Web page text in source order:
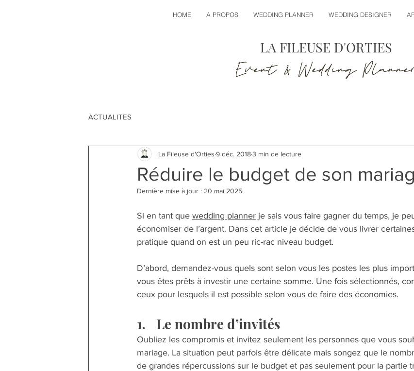
HOME A PROPOS WEDDING PLANNER WEDDING DESIGNER
LA FILEUSE D'ORTIES
Event & Wedding Planner
ACTUALITES
Réduire le budget de son
La Fileuse d'Orties 9 déc. 20183 min de lecture
Dernière mise à jour : 20 mai 2025
Si en tant que wedding planner je sais vous faire gagner du temps, je
économiser de l’argent. Dans cet article je décide de vous livrer
pratique quand on est un peu ric-rac niveau budget.
D’abord, demandez-vous quels sont selon vous les postes les plus
vous êtes prêts à investir une certaine somme. Une fois sélectionnés,
ceux pour lesquels il est possible selon vous de faire des économies.
1.	Le nombre d’invités
Oubliez les compromis et invitez seulement les personnes que vous
mariage. La situation peut parfois être délicate mais songez que le
de grandes répercussions sur le budget et pas seulement pour la partie